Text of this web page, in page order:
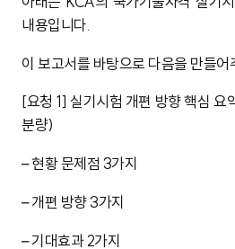
내용입니다.
이 보고서를 바탕으로 다음을 만들어
[요청 1] 실기시험 개편 방향 핵심
분량)
– 현황 문제점 3가지
– 개편 방향 3가지
– 기대효과 2가지